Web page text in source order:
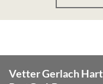
Vetter Gerlach